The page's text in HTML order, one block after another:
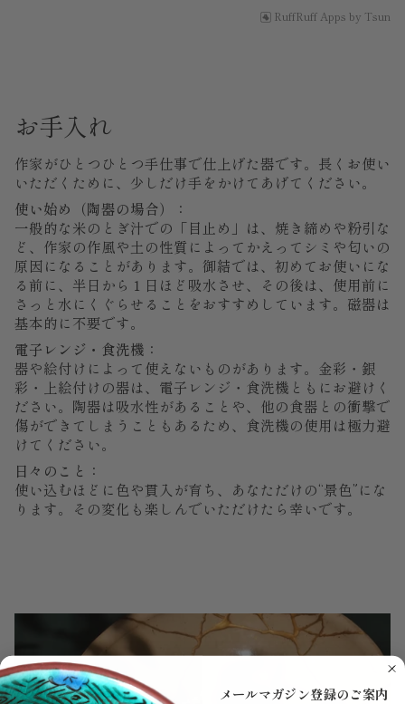
RuffRuff Apps by Tsun
お手入れ
作家がひとつひとつ手仕事で仕上げた器です。長くお使い
いただくために、少しだけ手をかけてあげてください。
使い始め（陶器の場合）：
一般的な米のとぎ汁での「目止め」は、焼き締めや粉引な
ど、作家の作風や土の性質によってかえってシミや匂いの
原因になることがあります。御結では、初めてお使いにな
る前に、半日から１日ほど吸水させ、その後は、使用前に
さっと水にくぐらせることをおすすめしています。磁器は
基本的に不要です。
電子レンジ・食洗機：
器や絵付けによって使えないものがあります。金彩・銀
彩・上絵付けの器は、電子レンジ・食洗機ともにお避けく
ださい。陶器は吸水性があることや、他の食器との衝撃で
傷ができてしまうこともあるため、食洗機の使用は極力避
けてください。
日々のこと：
使い込むほどに色や貫入が育ち、あなただけの“景色”にな
ります。その変化も楽しんでいただけたら幸いです。
メールマガジン登録のご案内